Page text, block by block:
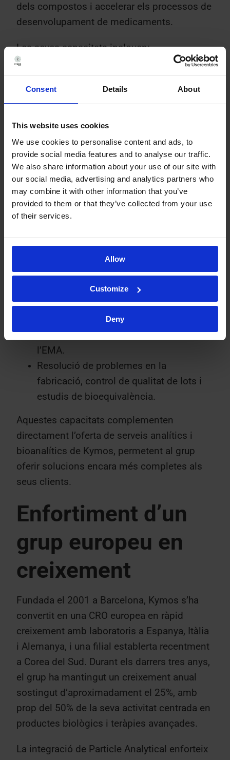
Consent Details About
This website uses cookies
We use cookies to personalise content and ads, to
provide social media features and to analyse our traffic.
We also share information about your use of our site with
our social media, advertising and analytics partners who
may combine it with other information that you’ve
provided to them or that they’ve collected from your use
of their services.
Allow
Customize
Deny
dels compostos i accelerar els processos de
desenvolupament de medicaments.
Les seves capacitats inclouen:
Caracterització de l’estat sòlid per
comprendre les formes físiques dels
API i els excipients.
solubilitat, la dissolució i la
biodisponibilitat.
Anàlisi de polimorfs mitjançant
tècniques avançades com la difracció
de raigs X (XRD/XRPD), l’espectroscòpia
Desenvolupament i validació de
mètodes analítics sota condicions GMP
per donar suport als assajos clínics.
Suport regulador integral, inclosa la
generació de dades adequades per a la
presentació a autoritats com l’FDA i
l’EMA.
Resolució de problemes en la
fabricació, control de qualitat de lots i
estudis de bioequivalència.
Aquestes capacitats complementen
directament l’oferta de serveis analítics i
bioanalítics de Kymos, permetent al grup
oferir solucions encara més completes als
seus clients.
Enfortiment d’un
grup europeu en
creixement
Fundada el 2001 a Barcelona, Kymos s’ha
convertit en una CRO europea en ràpid
creixement amb laboratoris a Espanya, Itàlia
i Alemanya, i una filial establerta recentment
a Corea del Sud. Durant els darrers tres anys,
el grup ha mantingut un creixement anual
sostingut d’aproximadament el 25%, amb
prop del 50% de la seva activitat centrada en
productes biològics i teràpies avançades.
La integració de Particle Analytical enforteix